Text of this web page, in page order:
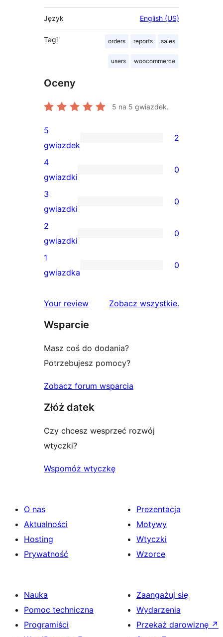
Język English (US)
Tagi orders reports sales
users woocommerce
Oceny
5 na 5 gwiazdek.
2
recenzje
5-
gwiazdkowe
5
gwiazdek
2
0
recenzji
4-
gwiazdkowych
4
gwiazdki
0
0
recenzji
3-
gwiazdkowych
3
gwiazdki
0
0
recenzji
2-
2
gwiazdki
0
0
1-
1
gwiazdka
0
Your review Zobacz wszystkierecenzje
.
Wsparcie
Masz coś do dodania?
Potrzebujesz pomocy?
Zobacz forum wsparcia
Złóż datek
Czy chcesz wesprzeć rozwój
wtyczki?
Wspomóż wtyczkę
O nas
Aktualności
Hosting
Prywatność
Prezentacja
Motywy
Wtyczki
Wzorce
Nauka
Pomoc techniczna
Programiści
Zaangażuj się
Wydarzenia
Przekaż darowiznę ↗